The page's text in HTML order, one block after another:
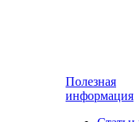
Полезная
информация